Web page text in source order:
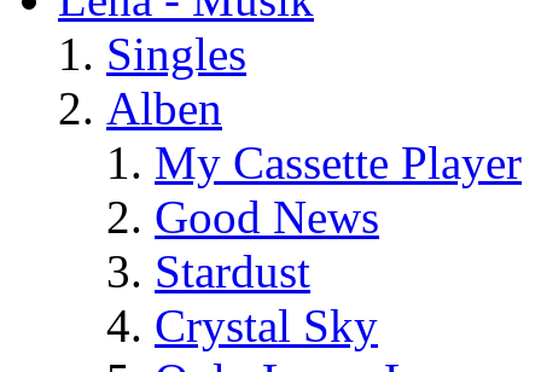
Singles
Alben
My Cassette Player
Good News
Stardust
Crystal Sky